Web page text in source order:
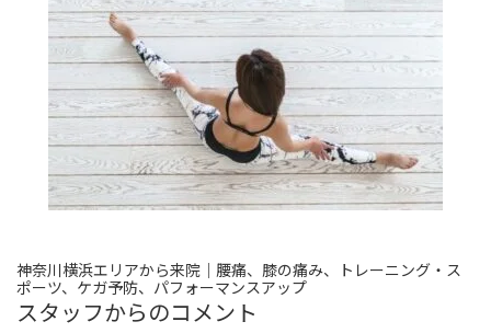
神奈川横浜エリアから来院｜腰痛、膝の痛み、トレーニング・ス
ポーツ、ケガ予防、パフォーマンスアップ
スタッフからのコメント